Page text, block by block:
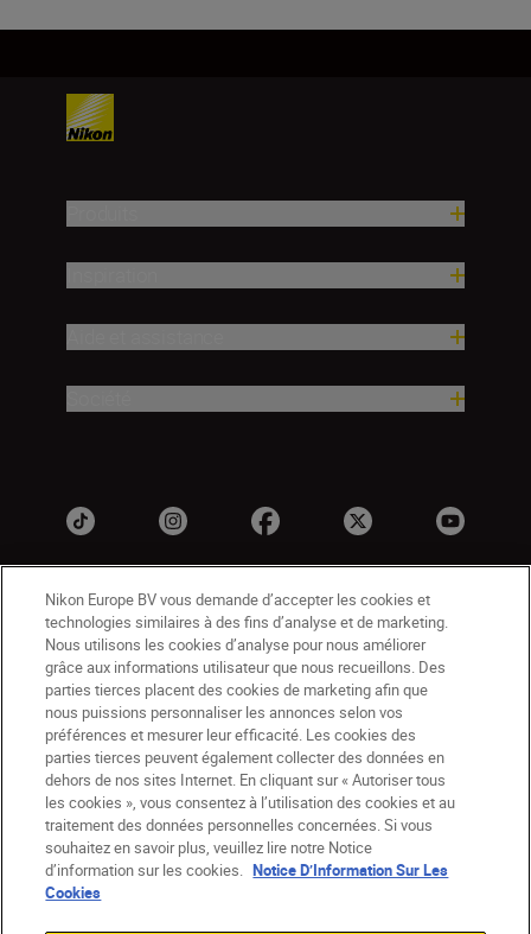
CH Nikon Sites
Contactez-nous
Avis de confidentialité
Conditions d’utilisation
CVG de la boutique Nikon Store
Notice d’information sur les cookies
Paramètres des cookies
© 2026 Nikon
Nikon Europe BV vous demande d’accepter les cookies et
technologies similaires à des fins d’analyse et de marketing.
Nous utilisons les cookies d’analyse pour nous améliorer
grâce aux informations utilisateur que nous recueillons. Des
parties tierces placent des cookies de marketing afin que
nous puissions personnaliser les annonces selon vos
préférences et mesurer leur efficacité. Les cookies des
parties tierces peuvent également collecter des données en
dehors de nos sites Internet. En cliquant sur « Autoriser tous
les cookies », vous consentez à l’utilisation des cookies et au
traitement des données personnelles concernées. Si vous
souhaitez en savoir plus, veuillez lire notre Notice
d’information sur les cookies. Notice D’Information Sur Les
Cookies